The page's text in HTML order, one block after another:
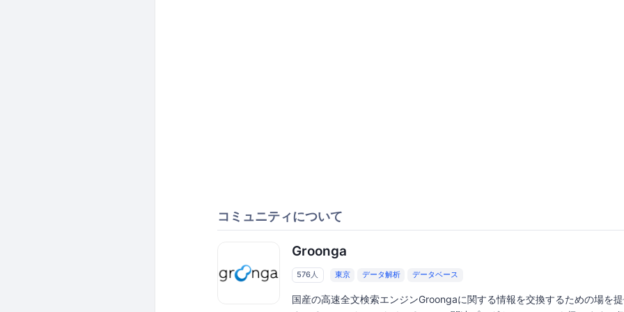
コミュニティについて
Groonga
576人 東京 データ解析 データベース
国産の高速全文検索エンジンGroongaに関する情報を交換するための場を